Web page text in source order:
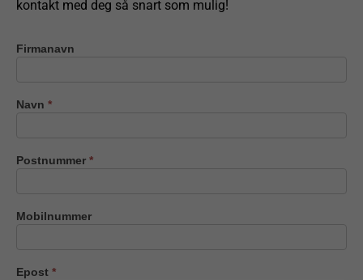
kontakt med deg så snart som mulig!
Kontakt
Firmanavn
Navn *
Postnummer *
Mobilnummer
Epost *